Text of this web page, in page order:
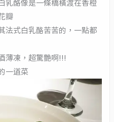
乳酪像是一條橋橫渡在香橙
瓣
法式白乳酪苦苦的，一點都
薄凍，超驚艷啊!!!
一道菜